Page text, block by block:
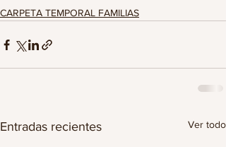
CARPETA TEMPORAL FAMILIAS
Entradas recientes Ver todo